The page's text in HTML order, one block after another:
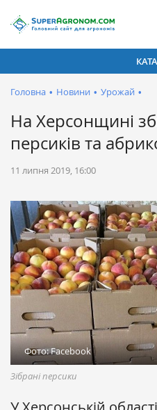
Головна • Новини • Урожай •
На Херсонщині
персиків та
11 липня 2019, 16:00
Фото: Facebook
Зібрані персики